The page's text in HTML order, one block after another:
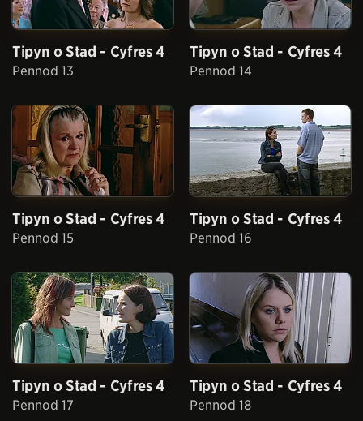
Tipyn o Stad - Cyfres 4
Pennod 13
Tipyn o Stad - Cyfres 4
Pennod 14
Tipyn o Stad - Cyfres 4
Pennod 15
Tipyn o Stad - Cyfres 4
Pennod 16
Tipyn o Stad - Cyfres 4
Pennod 17
Tipyn o Stad - Cyfres 4
Pennod 18